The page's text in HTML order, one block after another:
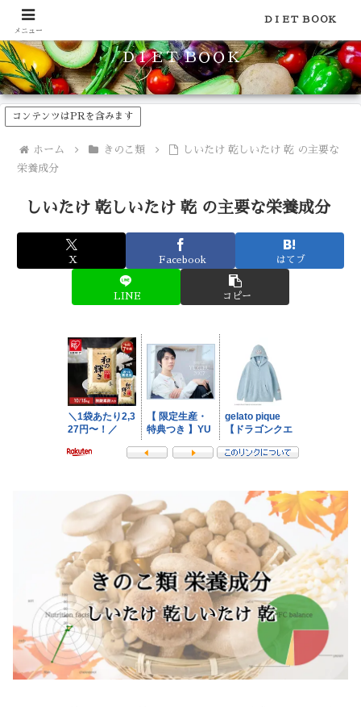
食品のカロリーや糖質などの栄養素がわかる！健康やダイエットに
ＤＩＥＴ ＢＯＯＫ
コンテンツはPRを含みます
ホーム きのこ類
しいたけ 乾しいたけ 乾 の主要な
栄養成分
しいたけ 乾しいたけ 乾 の主要な栄養成分
X Facebook はてブ
LINE コピー
メニュー
ＤＩＥＴ ＢＯＯＫ